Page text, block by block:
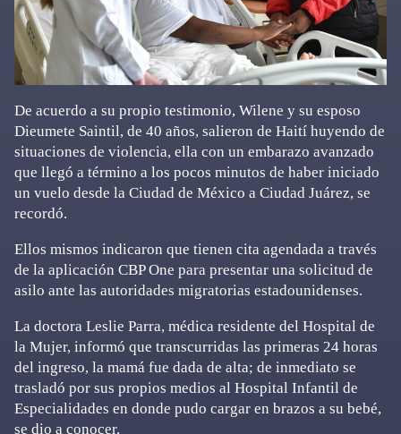
De acuerdo a su propio testimonio, Wilene y su esposo
Dieumete Saintil, de 40 años, salieron de Haití huyendo de
situaciones de violencia, ella con un embarazo avanzado
que llegó a término a los pocos minutos de haber iniciado
un vuelo desde la Ciudad de México a Ciudad Juárez, se
recordó.
Ellos mismos indicaron que tienen cita agendada a través
de la aplicación CBP One para presentar una solicitud de
asilo ante las autoridades migratorias estadounidenses.
La doctora Leslie Parra, médica residente del Hospital de
la Mujer, informó que transcurridas las primeras 24 horas
del ingreso, la mamá fue dada de alta; de inmediato se
trasladó por sus propios medios al Hospital Infantil de
Especialidades en donde pudo cargar en brazos a su bebé,
se dio a conocer.